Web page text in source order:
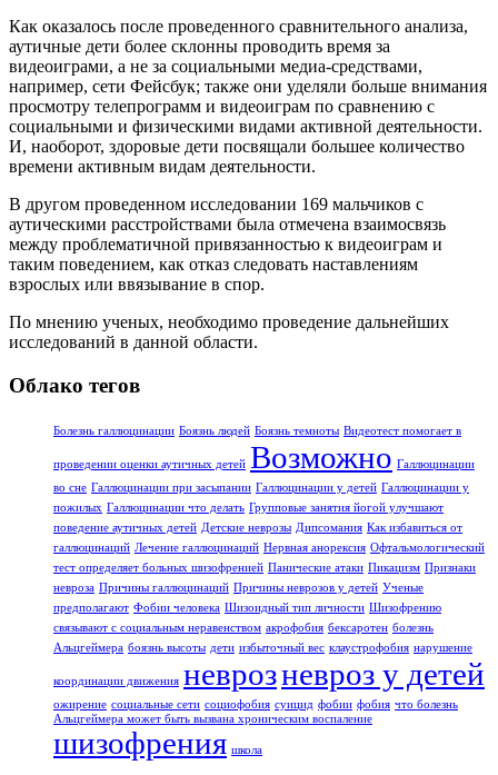
Как оказалось после проведенного сравнительного анализа,
аутичные дети более склонны проводить время за
видеоиграми, а не за социальными медиа-средствами,
например, сети Фейсбук; также они уделяли больше внимания
просмотру телепрограмм и видеоиграм по сравнению с
социальными и физическими видами активной деятельности.
И, наоборот, здоровые дети посвящали большее количество
времени активным видам деятельности.
В другом проведенном исследовании 169 мальчиков с
аутическими расстройствами была отмечена взаимосвязь
между проблематичной привязанностью к видеоиграм и
таким поведением, как отказ следовать наставлениям
взрослых или ввязывание в спор.
По мнению ученых, необходимо проведение дальнейших
исследований в данной области.
Облако тегов
Болезнь галлюцинации Боязнь людей Боязнь темноты Видеотест помогает в
проведении оценки аутичных детей Возможно Галлюцинации
во сне Галлюцинации при засыпании Галлюцинации у детей Галлюцинации у
пожилых Галлюцинации что делать Групповые занятия йогой улучшают
поведение аутичных детей Детские неврозы Дипсомания Как избавиться от
галлюцинаций Лечение галлюцинаций Нервная анорексия Офтальмологический
тест определяет больных шизофренией Панические атаки Пикацизм Признаки
невроза Причины галлюцинаций Причины неврозов у детей Ученые
предполагают Фобии человека Шизоидный тип личности Шизофрению
связывают с социальным неравенством акрофобия бексаротен болезнь
Альцгеймера боязнь высоты дети избыточный вес клаустрофобия нарушение
координации движения неврозневроз у детей
ожирение социальные сети социофобия суицид фобии фобия что болезнь
Альцгеймера может быть вызвана хроническим воспаление
шизофрения школа